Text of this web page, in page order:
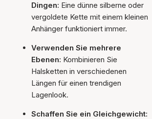
Dingen: Eine dünne silberne oder
vergoldete Kette mit einem kleinen
Anhänger funktioniert immer.
Verwenden Sie mehrere
Ebenen: Kombinieren Sie
Halsketten in verschiedenen
Längen für einen trendigen
Lagenlook.
Schaffen Sie ein Gleichgewicht: